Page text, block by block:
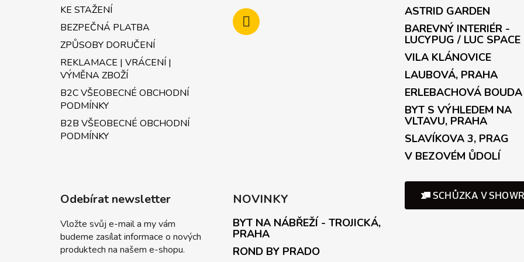
KE STAŽENÍ
BEZPEČNÁ PLATBA
ZPŮSOBY DORUČENÍ
REKLAMACE | VRÁCENÍ |
VÝMĚNA ZBOŽÍ
B2C VŠEOBECNÉ OBCHODNÍ
PODMÍNKY
B2B VŠEOBECNÉ OBCHODNÍ
PODMÍNKY
ASTRID GARDEN
BAREVNÝ INTERIÉR -
LUCYPUG / LUC SPACE
VILA KLÁNOVICE
LAUBOVÁ, PRAHA
ERLEBACHOVÁ BOUDA
BYT S VÝHLEDEM NA
VLTAVU, PRAHA
SLAVÍKOVA 3, PRAG
V BEZOVÉM ŮDOLÍ
Odebírat newsletter
Vložte svůj e-mail a my vám
budeme zasílat informace o nových
produktech na našem e-shopu.
NOVINKY
BYT NA NÁBŘEŽÍ - TROJICKÁ,
PRAHA
ROND BY PRADO